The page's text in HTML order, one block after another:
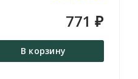
771 ₽
В корзину